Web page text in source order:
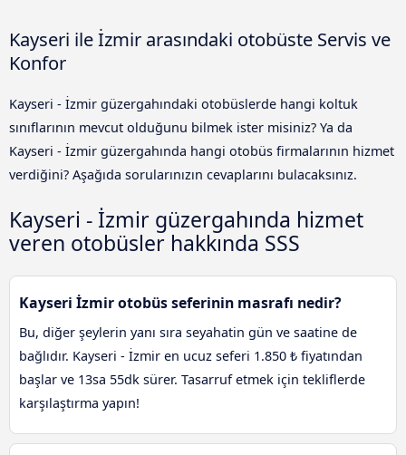
Kayseri ile İzmir arasındaki otobüste Servis ve
Konfor
Kayseri - İzmir güzergahındaki otobüslerde hangi koltuk
sınıflarının mevcut olduğunu bilmek ister misiniz? Ya da
Kayseri - İzmir güzergahında hangi otobüs firmalarının hizmet
verdiğini? Aşağıda sorularınızın cevaplarını bulacaksınız.
Kayseri - İzmir güzergahında hizmet
veren otobüsler hakkında SSS
Kayseri İzmir otobüs seferinin masrafı nedir?
Bu, diğer şeylerin yanı sıra seyahatin gün ve saatine de
bağlıdır. Kayseri - İzmir en ucuz seferi 1.850 ₺ fiyatından
başlar ve 13sa 55dk sürer. Tasarruf etmek için tekliflerde
karşılaştırma yapın!